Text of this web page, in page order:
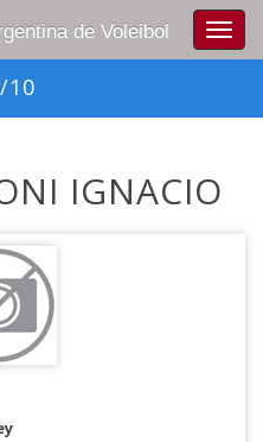
de Voleibol
10
IGNACIO